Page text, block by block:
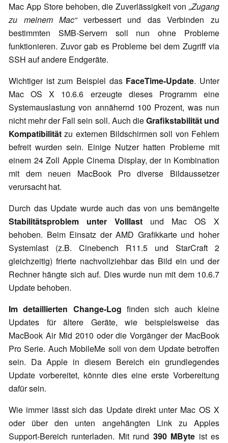
Mac App Store behoben, die Zuverlässigkeit von „Zugang
zu meinem Mac“verbessert und das Verbinden zu
bestimmten SMB-Servern soll nun ohne Probleme
funktionieren. Zuvor gab es Probleme bei dem Zugriff via
SSH auf andere Endgeräte.
Wichtiger ist zum Beispiel das FaceTime-Update. Unter
Mac OS X 10.6.6 erzeugte dieses Programm eine
Systemauslastung von annähernd 100 Prozent, was nun
nicht mehr der Fall sein soll. Auch dieGrafikstabilität und
Kompatibilität zu externen Bildschirmen soll von Fehlern
befreit wurden sein. Einige Nutzer hatten Probleme mit
einem 24 Zoll Apple Cinema Display, der in Kombination
mit dem neuen MacBook Pro diverse Bildaussetzer
verursacht hat.
Durch das Update wurde auch das von uns bemängelte
Stabilitätsproblem unter Volllast und Mac OS X
behoben. Beim Einsatz der AMD Grafikkarte und hoher
Systemlast (z.B. Cinebench R11.5 und StarCraft 2
gleichzeitig) frierte nachvollziehbar das Bild ein und der
Rechner hängte sich auf. Dies wurde nun mit dem 10.6.7
Update behoben.
Im detaillierten Change-Log finden sich auch kleine
Updates für ältere Geräte, wie beispielsweise das
MacBook Air Mid 2010 oder die Vorgänger der MacBook
Pro Serie. Auch MobileMe soll von dem Update betroffen
sein. Da Apple in diesem Bereich ein grundlegendes
Update vorbereitet, könnte dies eine erste Vorbereitung
dafür sein.
Wie immer lässt sich das Update direkt unter Mac OS X
oder über den unten angehängten Link zu Apples
Support-Bereich runterladen. Mit rund 390 MByte ist es